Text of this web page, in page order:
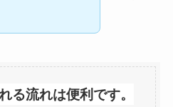
る流れは便利です。